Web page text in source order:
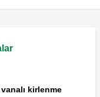
kirlenme